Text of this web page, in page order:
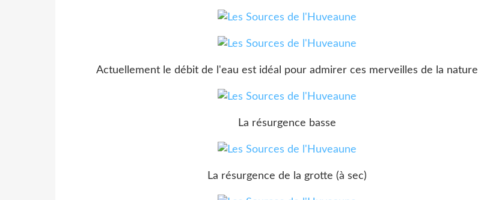
Actuellement le débit de l'eau est idéal pour admirer ces merveilles de la nature
La résurgence basse
La résurgence de la grotte (à sec)